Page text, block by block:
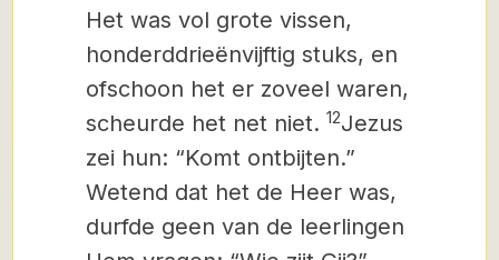
Het was vol grote vissen,
honderddrieënvijftig stuks, en
ofschoon het er zoveel waren,
scheurde het net niet. 12Jezus
zei hun: “Komt ontbijten.”
Wetend dat het de Heer was,
durfde geen van de leerlingen